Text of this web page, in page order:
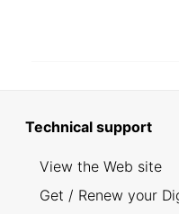
Technical support
View the Web site
Get / Renew your